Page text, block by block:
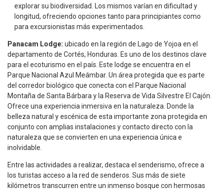
explorar su biodiversidad. Los mismos varían en dificultad y
longitud, ofreciendo opciones tanto para principiantes como
para excursionistas más experimentados.
Panacam Lodge: ubicado en la región de Lago de Yojoa en el
departamento de Cortés, Honduras. Es uno de los destinos clave
para el ecoturismo en el país. Este lodge se encuentra en el
Parque Nacional Azul Meámbar. Un área protegida que es parte
del corredor biológico que conecta con el Parque Nacional
Montaña de Santa Bárbara y la Reserva de Vida Silvestre El Cajón.
Ofrece una experiencia inmersiva en la naturaleza. Donde la
belleza natural y escénica de esta importante zona protegida en
conjunto con amplias instalaciones y contacto directo con la
naturaleza que se convierten en una experiencia única e
inolvidable.
Entre las actividades a realizar, destaca el senderismo, ofrece a
los turistas acceso a la red de senderos. Sus más de siete
kilómetros transcurren entre un inmenso bosque con hermosas